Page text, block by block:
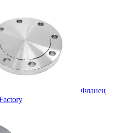
Фланец